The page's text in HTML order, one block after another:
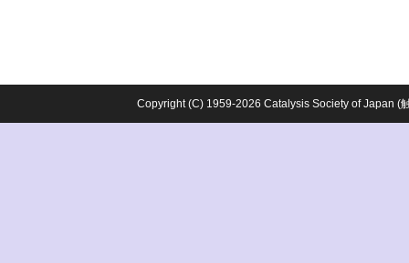
Copyright (C) 1959-2026 Catalysis Society of Japan (